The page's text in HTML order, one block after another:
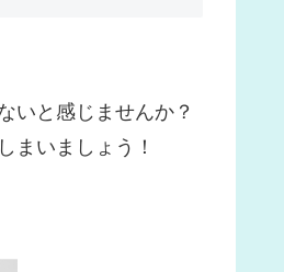
いと感じませんか？
まいましょう！